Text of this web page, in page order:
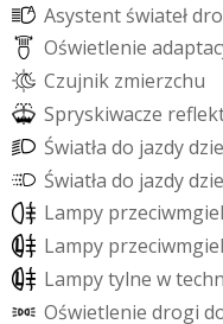
Asystent światełdro
Oświetlenie adaptac
Czujnik zmierzchu
Spryskiwacze refek
Światła do jazdydzie
Światła do jazdydzie
Lampy przeciwmgiel
Lampy przeciwmgiel
Lampytylne wtechn
Oświetlenie drogi d